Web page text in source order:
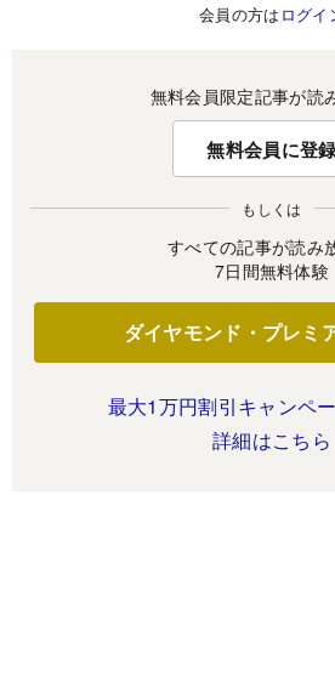
会員の方は ログイ
無料会員限定記事が読
無料会員に登
もしくは
すべての記事が読み
7日間無料体験
ダイヤモンド・プレミ
最大1万円割引キャンペ
詳細はこちら